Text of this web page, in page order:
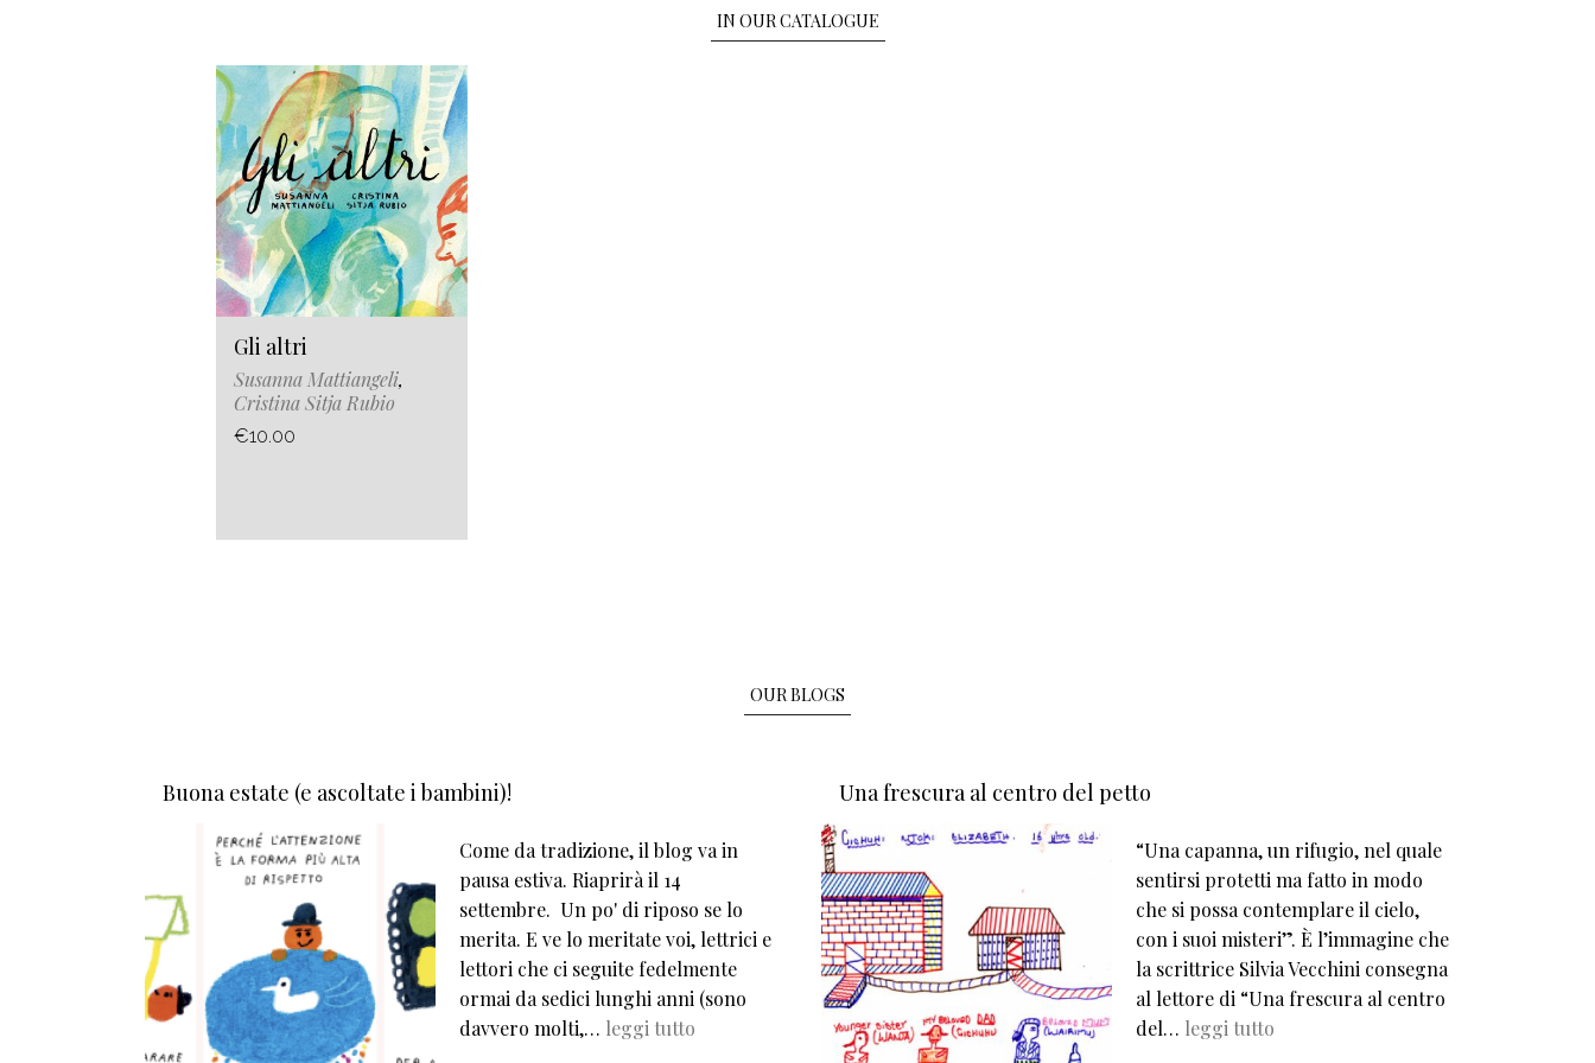
IN OUR CATALOGUE
Gli altri
Susanna Mattiangeli,
Cristina Sitja Rubio
€10.00
OUR BLOGS
Buona estate (e ascoltate i bambini)!
Come da tradizione, il blog va in
pausa estiva. Riaprirà il 14
settembre. Un po' di riposo se lo
merita. E ve lo meritate voi, lettrici e
lettori che ci seguite fedelmente
ormai da sedici lunghi anni (sono
davvero molti,… leggi tutto
Una frescura al centro del petto
“Una capanna, un rifugio, nel quale
sentirsi protetti ma fatto in modo
che si possa contemplare il cielo,
con i suoi misteri”. È l’immagine che
la scrittrice Silvia Vecchini consegna
al lettore di “Una frescura al centro
del… leggi tutto